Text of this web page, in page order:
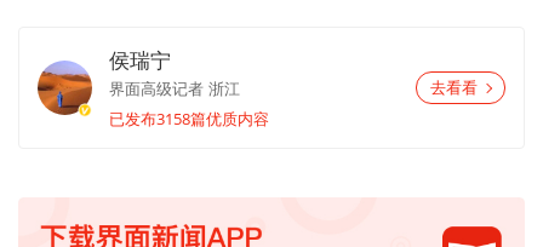
侯瑞宁
界面高级记者 浙江
已发布3158篇优质内容
去看看